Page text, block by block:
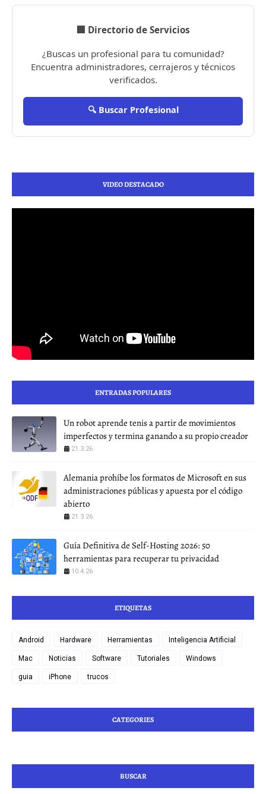
🏢 Directorio de Servicios
¿Buscas un profesional para tu comunidad?
Encuentra administradores, cerrajeros y técnicos
verificados.
🔍 Buscar Profesional
VIDEO DESTACADO
ENTRADAS POPULARES
Un robot aprende tenis a partir de movimientos
imperfectos y termina ganando a su propio creador
21.3.26
Alemania prohíbe los formatos de Microsoft en sus
administraciones públicas y apuesta por el código
abierto
21.3.26
Guía Definitiva de Self-Hosting 2026: 50
herramientas para recuperar tu privacidad
10.4.26
ETIQUETAS
Android Hardware Herramientas Inteligencia Artificial
Mac Noticias Software Tutoriales Windows
guia iPhone trucos
CATEGORIES
BUSCAR